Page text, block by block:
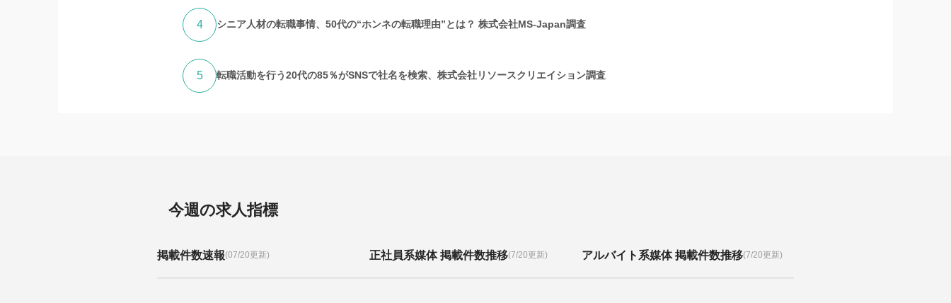
4 シニア人材の転職事情、50代の“ホンネの転職理由”とは？ 株式会社MS-Japan調査
5 転職活動を行う20代の85％がSNSで社名を検索、株式会社リソースクリエイション調査
今週の求人指標
掲載件数速報(07/20更新) 正社員系媒体 掲載件数推移(7/20更新) アルバイト系媒体 掲載件数推移(7/20更新)